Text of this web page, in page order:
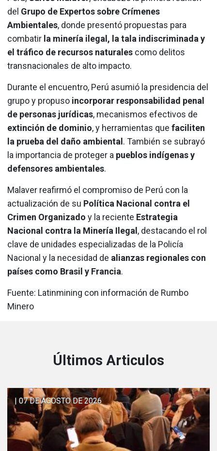
del Grupo de Expertos sobre Crímenes
Ambientales, donde presentó propuestas para
combatir la minería ilegal, la tala indiscriminada y
el tráfico de recursos naturales como delitos
transnacionales de alto impacto.
Durante el encuentro, Perú asumió la presidencia del
grupo y propuso incorporar responsabilidad penal
de personas jurídicas, mecanismos efectivos de
extinción de dominio, y herramientas que faciliten
la prueba del daño ambiental . También se subrayó
la importancia de proteger a pueblos indígenas y
defensores ambientales.
Malaver reafirmó el compromiso de Perú con la
actualización de su Política Nacional contra el
Crimen Organizado y la reciente Estrategia
Nacional contra la Minería Ilegal , destacando el rol
clave de unidades especializadas de la Policía
Nacional y la necesidad de alianzas regionales con
países como Brasil y Francia.
Fuente: Latinmining con información de Rumbo
Minero
Últimos Articulos
| 07 DE AGOSTO DE 2026